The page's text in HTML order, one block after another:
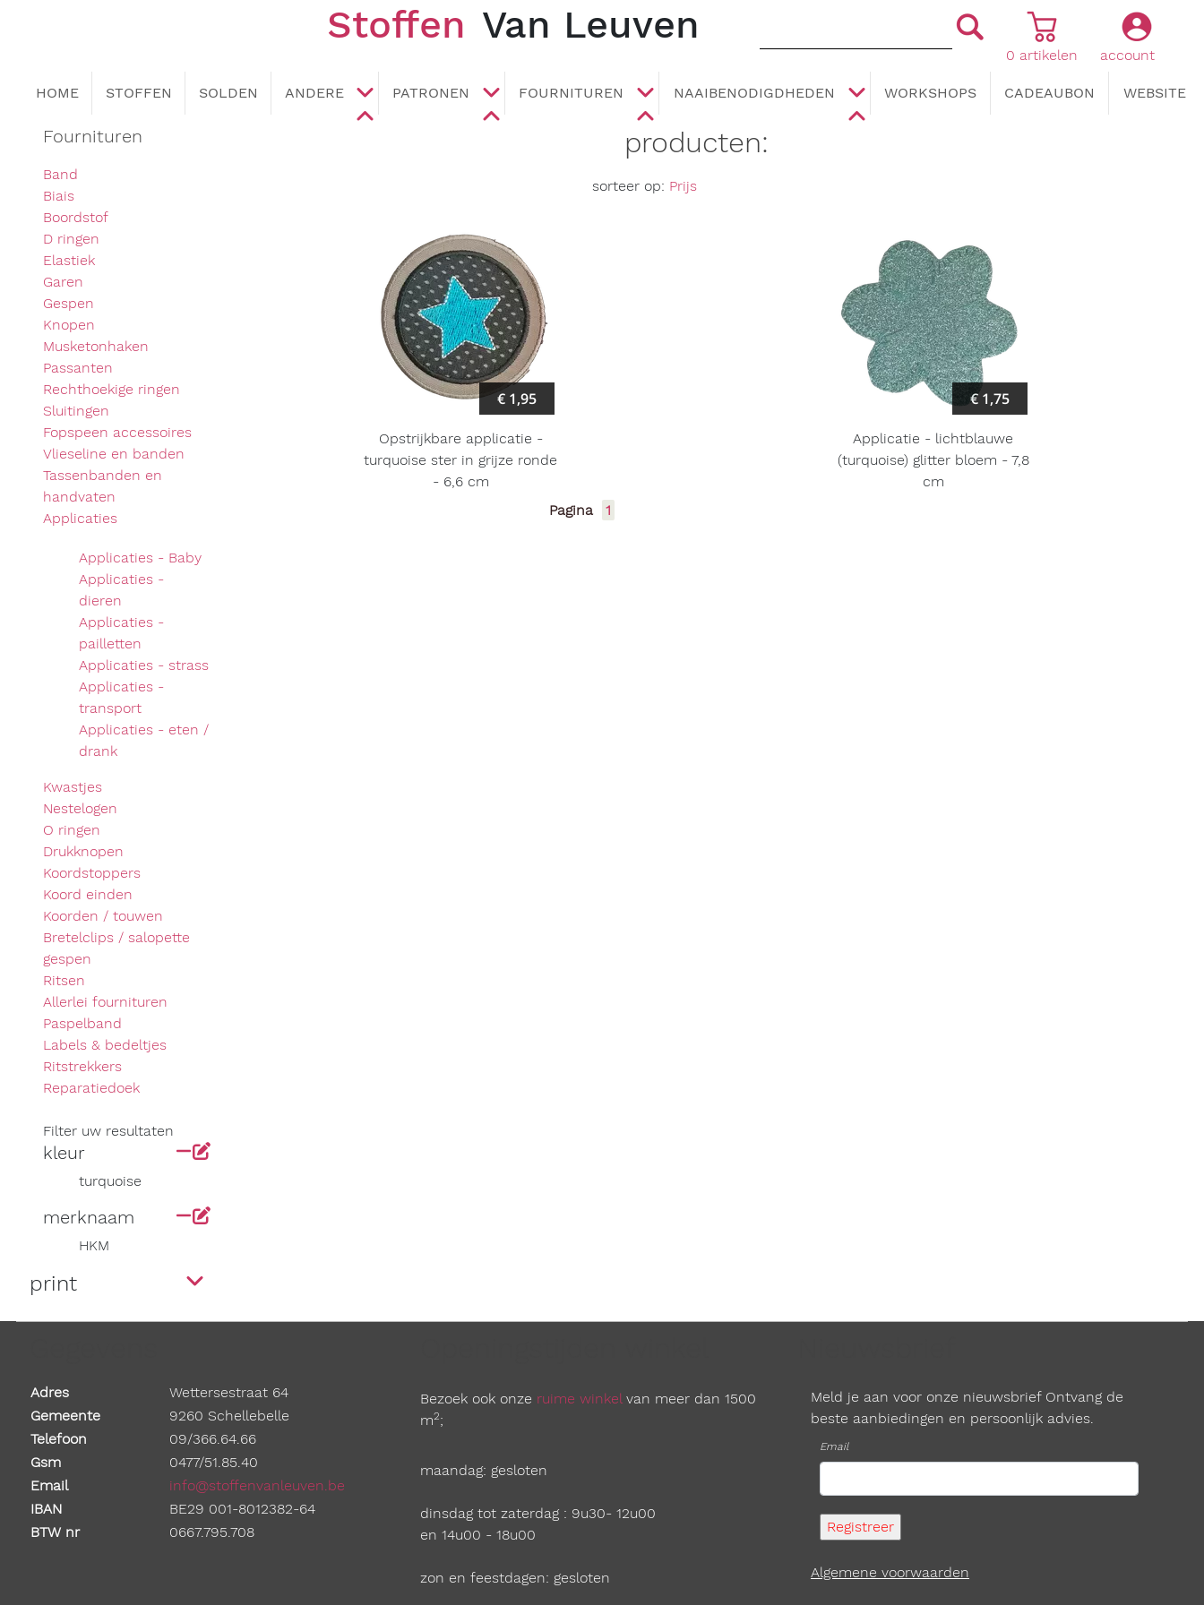
account
0 artikelen
Stoffen Van Leuven
HOME STOFFEN SOLDEN ANDERE PATRONEN FOURNITUREN NAAIBENODIGDHEDEN WORKSHOPS CADEAUBON WEBSITE
Fournituren
Band
Biais
Boordstof
D ringen
Elastiek
Garen
Gespen
Knopen
Musketonhaken
Passanten
Rechthoekige ringen
Sluitingen
Fopspeen accessoires
Vlieseline en banden
Tassenbanden en
handvaten
Applicaties
Applicaties - Baby
Applicaties -
dieren
Applicaties -
pailletten
Applicaties - strass
Applicaties -
transport
Applicaties - eten /
drank
Kwastjes
Nestelogen
O ringen
Drukknopen
Koordstoppers
Koord einden
Koorden / touwen
Bretelclips / salopette
gespen
Ritsen
Allerlei fournituren
Paspelband
Labels & bedeltjes
Ritstrekkers
Reparatiedoek
Filter uw resultaten
kleur
turquoise
merknaam
HKM
print
producten:
sorteer op: Prijs
€ 1,95
Opstrijkbare applicatie -
turquoise ster in grijze ronde
- 6,6 cm
€ 1,75
Applicatie - lichtblauwe
(turquoise) glitter bloem - 7,8
cm
Pagina
1
Adres
Wettersestraat 64
Gemeente
9260 Schellebelle
Telefoon
09/366.64.66
Gsm
0477/51.85.40
Email
info@stoffenvanleuven.be
IBAN
BE29 001-8012382-64
BTW nr
0667.795.708
Bezoek ook onze ruime winkelvan meer dan 1500
m2;
maandag: gesloten
dinsdag tot zaterdag : 9u30- 12u00
en 14u00 - 18u00
zon en feestdagen: gesloten
Meld je aan voor onze nieuwsbrief Ontvang de
beste aanbiedingen en persoonlijk advies.
Email
Algemene voorwaarden